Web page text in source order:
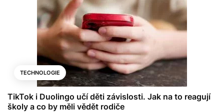
TECHNOLOGIE
TikTok i Duolingo učí děti závislosti. Jak na to reagují
školy a co by měli vědět rodiče